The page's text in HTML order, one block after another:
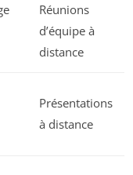
Réunions
d’équipe à
distance
Présentations
à distance